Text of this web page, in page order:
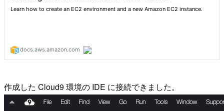
作成した Cloud9 環境の IDE に接続できました。